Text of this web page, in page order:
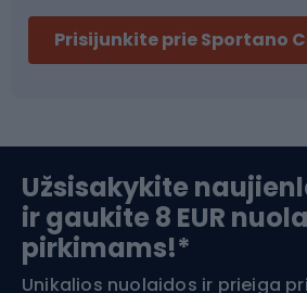
Slidinėjimas
Apranga žiemos sportui
Šiaurietiškas ėjimas
Prisijunkite prie Sportano
Užsisakykite
ir gaukite 8 EUR
pirkimams!*
Unikalios nuolaidos ir prieiga